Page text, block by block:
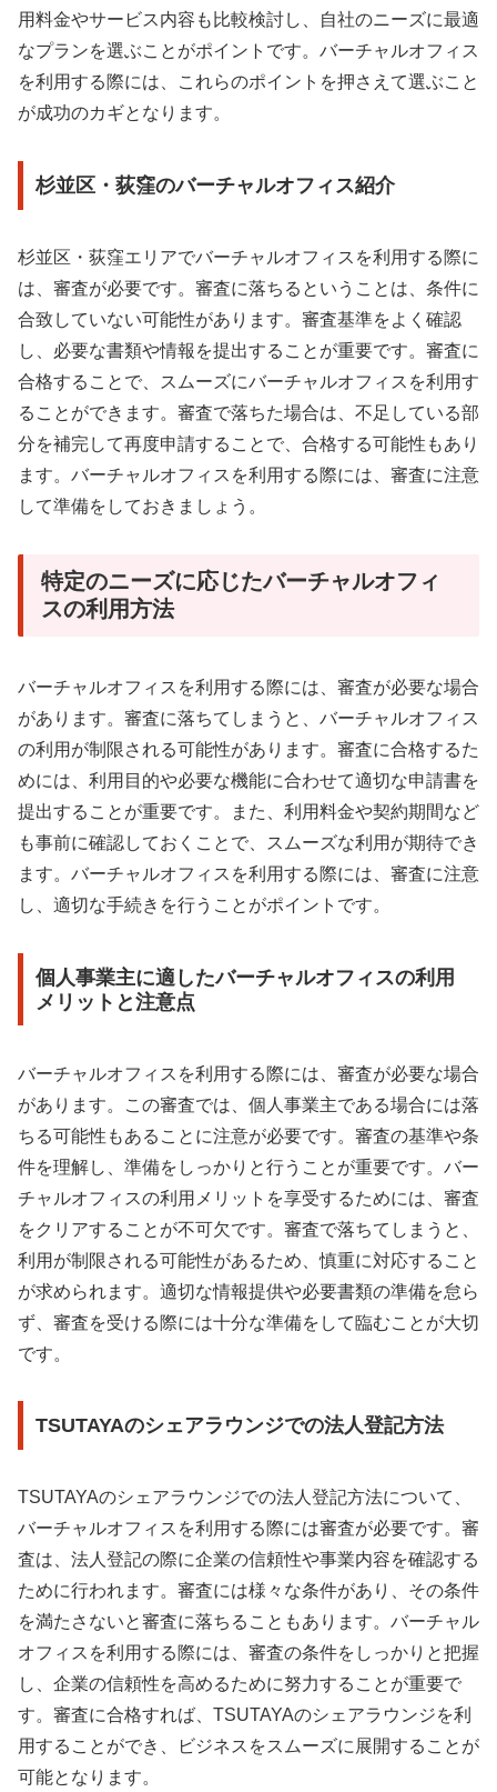
用料金やサービス内容も比較検討し、自社のニーズに最適
なプランを選ぶことがポイントです。バーチャルオフィス
を利用する際には、これらのポイントを押さえて選ぶこと
が成功のカギとなります。
杉並区・荻窪のバーチャルオフィス紹介
杉並区・荻窪エリアでバーチャルオフィスを利用する際に
は、審査が必要です。審査に落ちるということは、条件に
合致していない可能性があります。審査基準をよく確認
し、必要な書類や情報を提出することが重要です。審査に
合格することで、スムーズにバーチャルオフィスを利用す
ることができます。審査で落ちた場合は、不足している部
分を補完して再度申請することで、合格する可能性もあり
ます。バーチャルオフィスを利用する際には、審査に注意
して準備をしておきましょう。
特定のニーズに応じたバーチャルオフィ
スの利用方法
バーチャルオフィスを利用する際には、審査が必要な場合
があります。審査に落ちてしまうと、バーチャルオフィス
の利用が制限される可能性があります。審査に合格するた
めには、利用目的や必要な機能に合わせて適切な申請書を
提出することが重要です。また、利用料金や契約期間など
も事前に確認しておくことで、スムーズな利用が期待でき
ます。バーチャルオフィスを利用する際には、審査に注意
し、適切な手続きを行うことがポイントです。
個人事業主に適したバーチャルオフィスの利用
メリットと注意点
バーチャルオフィスを利用する際には、審査が必要な場合
があります。この審査では、個人事業主である場合には落
ちる可能性もあることに注意が必要です。審査の基準や条
件を理解し、準備をしっかりと行うことが重要です。バー
チャルオフィスの利用メリットを享受するためには、審査
をクリアすることが不可欠です。審査で落ちてしまうと、
利用が制限される可能性があるため、慎重に対応すること
が求められます。適切な情報提供や必要書類の準備を怠ら
ず、審査を受ける際には十分な準備をして臨むことが大切
です。
TSUTAYAのシェアラウンジでの法人登記方法
TSUTAYAのシェアラウンジでの法人登記方法について、
バーチャルオフィスを利用する際には審査が必要です。審
査は、法人登記の際に企業の信頼性や事業内容を確認する
ために行われます。審査には様々な条件があり、その条件
を満たさないと審査に落ちることもあります。バーチャル
オフィスを利用する際には、審査の条件をしっかりと把握
し、企業の信頼性を高めるために努力することが重要で
す。審査に合格すれば、TSUTAYAのシェアラウンジを利
用することができ、ビジネスをスムーズに展開することが
可能となります。